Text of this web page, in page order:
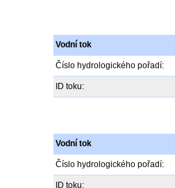
Vodní tok
Číslo hydrologického pořadí:
ID toku:
Vodní tok
Číslo hydrologického pořadí:
ID toku: